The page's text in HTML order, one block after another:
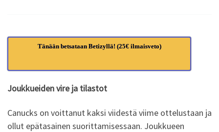
Tänään betsataan Betizyllä! (25€ ilmaisveto)
Joukkueiden vire ja tilastot
Canucks on voittanut kaksi viidestä viime ottelustaan ja
ollut epätasainen suorittamisessaan. Joukkueen